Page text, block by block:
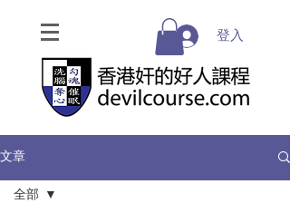
登入
文章
全部